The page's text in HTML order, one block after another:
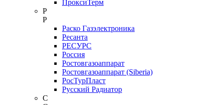
ПроксиТерм
Р
Р
Раско Газэлектроника
Ресанта
РЕСУРС
Россия
Ростовгазоаппарат
Ростовгазоаппарат (Siberia)
РосТурПласт
Русский Радиатор
С